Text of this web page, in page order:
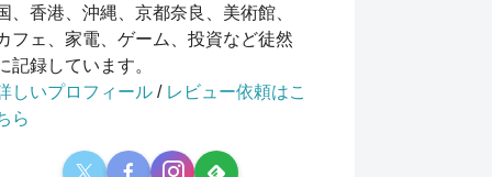
、香港、沖縄、京都奈良、美術館、
フェ、家電、ゲーム、投資など徒然
記録しています。
しいプロフィール / レビュー依頼はこ
ら